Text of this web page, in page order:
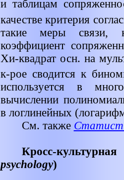
и таблицам
качестве критерия
такие меры связи,
коэффициент
Хи-квадрат осн. на
к-рое сводится к
используется в
вычислении
в логлинейных
См. также
Кросс-
psychology)